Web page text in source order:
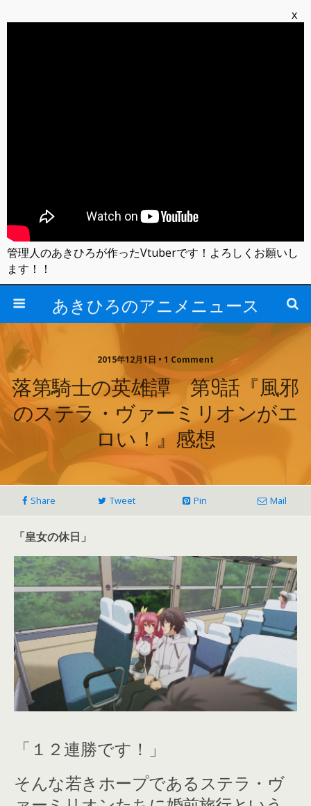
あきひろのアニメニュース
2015年12月1日 • 1 Comment
落第騎士の英雄譚 第9話『風邪
のステラ・ヴァーミリオンがエ
ロい！』感想
Share Tweet Pin Mail
「皇女の休日」
「１２連勝です！」
そんな若きホープであるステラ・ヴ
x
管理人のあきひろが作ったVtuberです！よろしくお願いし
ます！！